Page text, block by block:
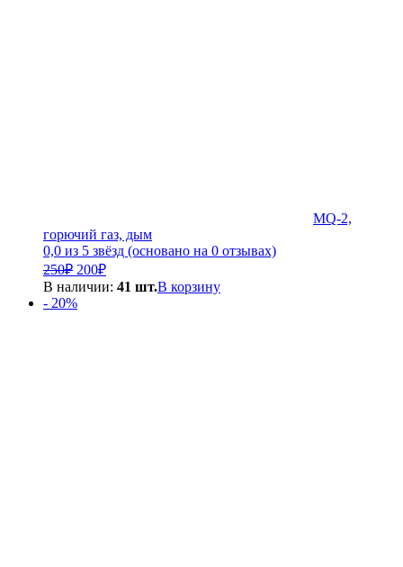
MQ-2,
горючий газ, дым
0,0 из 5 звёзд (основано на 0 отзывах)
250₽ Первоначальная
цена
200₽Текущая
цена:
В наличии: 41 шт.В корзину
- 20%